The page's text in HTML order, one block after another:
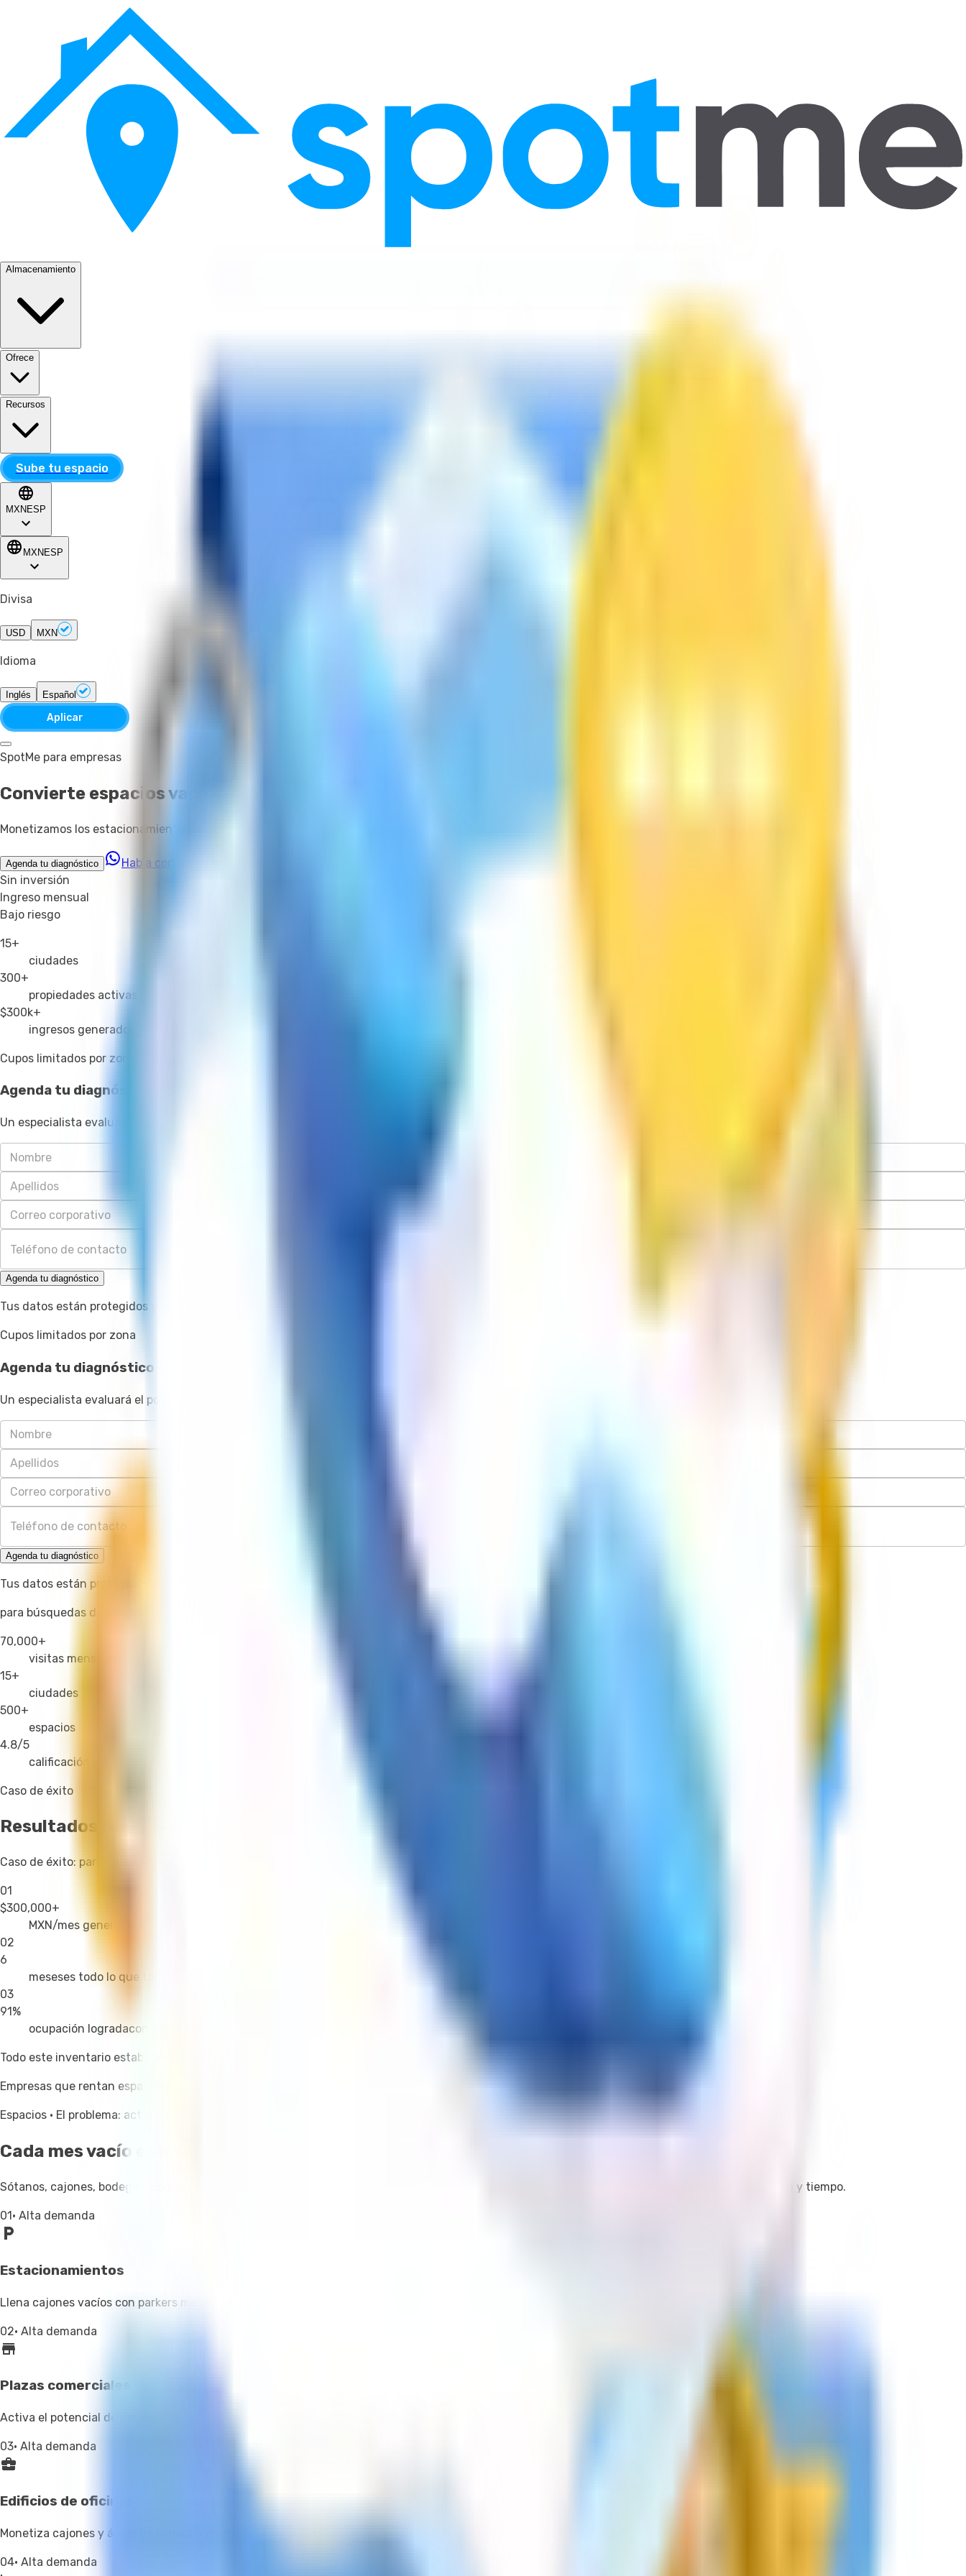
Almacenamiento
Ofrece
Recursos
Sube tu espacio
MXN ESP
MXN ESP
Divisa
USD MXN
Idioma
Inglés Español
Aplicar
SpotMe para empresas
Convierte espacios vacíos en ingresos mensuales
Monetizamos los estacionamientos, mini bodegas y espacios subutilizados de tu plaza, edificio, hotel o desarrollo — sin que operes nada.
Agenda tu diagnóstico
Habla con un especialista
Sin inversión
Ingreso mensual
Bajo riesgo
15+
ciudades
300+
propiedades activas
$300k+
ingresos generados
Cupos limitados por zona
Agenda tu diagnóstico gratuito
Un especialista evaluará el potencial de tus espacios sin costo ni compromiso.
Agenda tu diagnóstico
Tus datos están protegidos y solo se usarán para contactarte.
Cupos limitados por zona
Agenda tu diagnóstico gratuito
Un especialista evaluará el potencial de tus espacios sin costo ni compromiso.
Agenda tu diagnóstico
Tus datos están protegidos y solo se usarán para contactarte.
para búsquedas de almacenamiento
70,000+
visitas mensuales
15+
ciudades
500+
espacios
4.8/5
calificación
Caso de éxito
Resultados reales
Caso de éxito: parking + mini bodegas en un solo inmueble
01
$300,000+
MXN/mes generados
02
6
meseses todo lo que tomó
03
91%
ocupación logradacon demanda SpotMe
Todo este inventario estaba 100% vacío — y aún hay espacio para seguir creciendo
Empresas que rentan espacio con SpotMe
Espacios · El problema: activos muertos
Cada mes vacío es ingreso perdido
Sótanos, cajones, bodegas, contenedores y pisos vacíos son activos muertos. Rentarlos por la vía tradicional significa cobranza, contratos, fricción y tiempo.
01 · Alta demanda
Estacionamientos
Llena cajones vacíos con parkers mensuales confiables: flotillas, oficinas, agencias y profesionales.
02· Alta demanda
Plazas comerciales
Activa el potencial de estacionamientos y mini bodegas con demanda constante de empresas, PyMEs e individuos.
03· Alta demanda
Edificios de oficinas
Monetiza cajones y áreas de almacenamiento subutilizados con nuestra demanda B2B activa.
04· Alta demanda